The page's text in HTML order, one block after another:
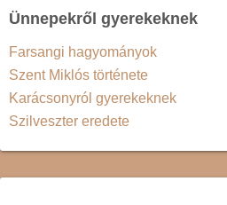
Ünnepekről gyerekeknek
Farsangi hagyományok
Szent Miklós története
Karácsonyról gyerekeknek
Szilveszter eredete